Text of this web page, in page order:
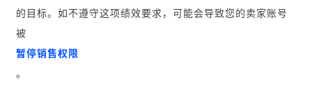
的目标。如不遵守这项绩效要求，可能会导致您的卖家账号
被
暂停销售权限
。